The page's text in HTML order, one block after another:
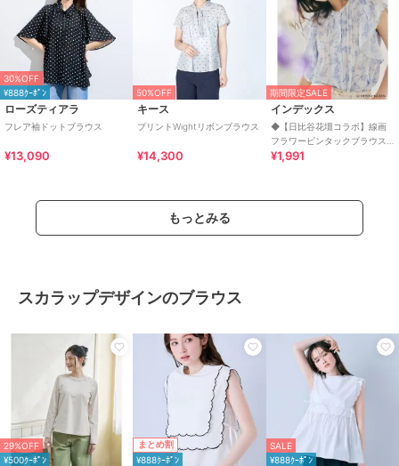
30%OFF
¥888ｸｰﾎﾟﾝ
ローズティアラ
フレア袖ドットブラウス
¥13,090
50%OFF
キース
プリントWightリボンブラウス
¥14,300
期間限定SALE
インデックス
◆【日比谷花壇コラボ】線画
フラワーピンタックブラウス
【防シワ／洗濯機OK】
¥1,991
もっとみる
スカラップデザインのブラウス
29%OFF
¥500ｸｰﾎﾟﾝ
まとめ割
¥888ｸｰﾎﾟﾝ
SALE
¥888ｸｰﾎﾟﾝ